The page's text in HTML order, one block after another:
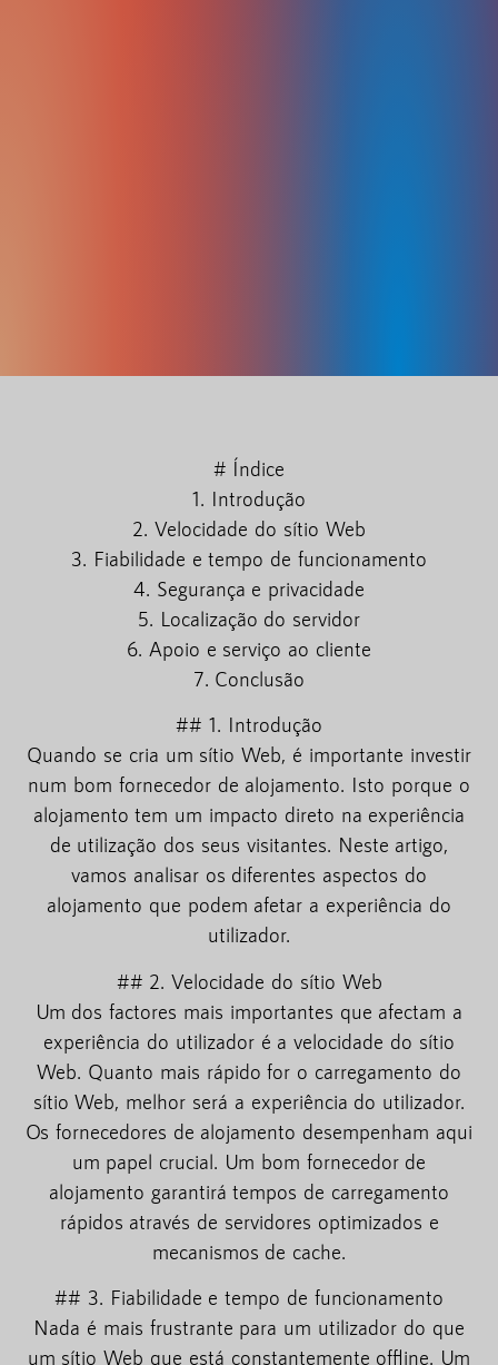
# Índice
1. Introdução
2. Velocidade do sítio Web
3. Fiabilidade e tempo de funcionamento
4. Segurança e privacidade
5. Localização do servidor
6. Apoio e serviço ao cliente
7. Conclusão
## 1. Introdução
Quando se cria um sítio Web, é importante investir
num bom fornecedor de alojamento. Isto porque o
alojamento tem um impacto direto na experiência
de utilização dos seus visitantes. Neste artigo,
vamos analisar os diferentes aspectos do
alojamento que podem afetar a experiência do
utilizador.
## 2. Velocidade do sítio Web
Um dos factores mais importantes que afectam a
experiência do utilizador é a velocidade do sítio
Web. Quanto mais rápido for o carregamento do
sítio Web, melhor será a experiência do utilizador.
Os fornecedores de alojamento desempenham aqui
um papel crucial. Um bom fornecedor de
alojamento garantirá tempos de carregamento
rápidos através de servidores optimizados e
mecanismos de cache.
## 3. Fiabilidade e tempo de funcionamento
Nada é mais frustrante para um utilizador do que
um sítio Web que está constantemente offline. Um